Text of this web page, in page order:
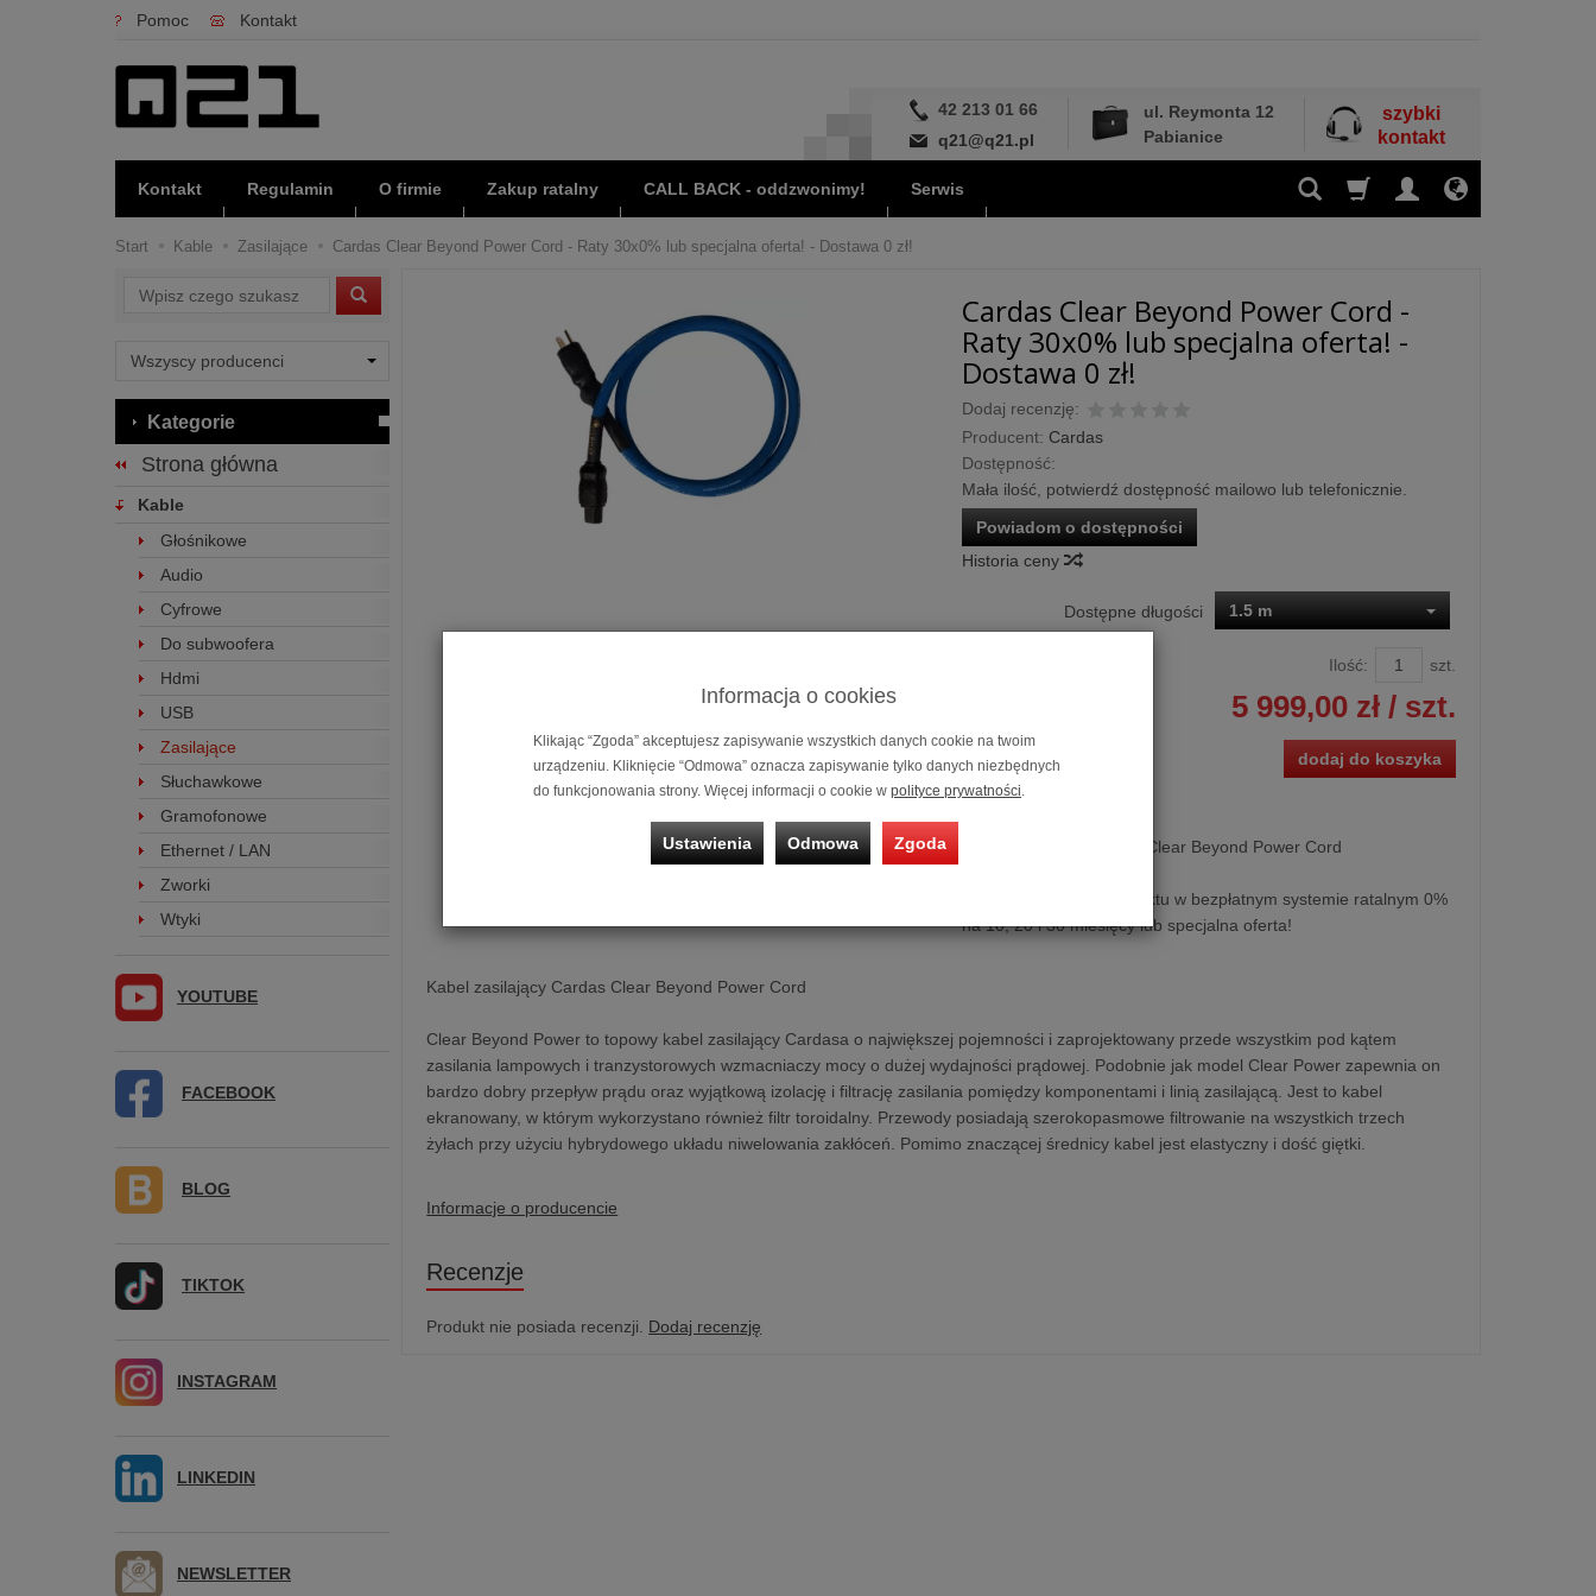
Pomoc Kontakt
42 213 01 66
q21@q21.pl
ul. Reymonta 12
Pabianice
szybki
kontakt
Kontakt Regulamin O firmie Zakup ratalny CALL BACK - oddzwonimy! Serwis
Start Kable Zasilające Cardas Clear Beyond Power Cord - Raty 30x0% lub specjalna oferta! - Dostawa 0 zł!
Cardas Clear Beyond Power Cord -
Raty 30x0% lub specjalna oferta! -
Dostawa 0 zł!
Dodaj recenzję:
Producent: Cardas
Dostępność:
Mała ilość, potwierdź dostępność mailowo lub telefonicznie.
Powiadom o dostępności
Historia ceny
Dostępne długości 1.5 m
Ilość: szt.
5 999,00 zł/ szt.
dodaj do koszyka
Kabel zasilający Cardas Clear Beyond Power Cord
Możliwość zakupu produktu w bezpłatnym systemie ratalnym 0%
na 10, 20 i 30 miesięcy lub specjalna oferta!
Kabel zasilający Cardas Clear Beyond Power Cord
Clear Beyond Power to topowy kabel zasilający Cardasa o największej pojemności i zaprojektowany przede wszystkim pod kątem
zasilania lampowych i tranzystorowych wzmacniaczy mocy o dużej wydajności prądowej. Podobnie jak model Clear Power zapewnia on
bardzo dobry przepływ prądu oraz wyjątkową izolację i filtrację zasilania pomiędzy komponentami i linią zasilającą. Jest to kabel
ekranowany, w którym wykorzystano również filtr toroidalny. Przewody posiadają szerokopasmowe filtrowanie na wszystkich trzech
żyłach przy użyciu hybrydowego układu niwelowania zakłóceń. Pomimo znaczącej średnicy kabel jest elastyczny i dość giętki.
Informacje o producencie
Recenzje
Produkt nie posiada recenzji. Dodaj recenzję
Wyszukaj
Kategorie
Strona główna
Kable
Głośnikowe
Audio
Cyfrowe
Do subwoofera
Hdmi
USB
Zasilające
Słuchawkowe
Gramofonowe
Ethernet / LAN
Zworki
Wtyki
YOUTUBE
FACEBOOK
BLOG
TIKTOK
INSTAGRAM
LINKEDIN
NEWSLETTER
Informacja o cookies
Klikając “Zgoda” akceptujesz zapisywanie wszystkich danych cookie na twoim
urządzeniu. Kliknięcie “Odmowa” oznacza zapisywanie tylko danych niezbędnych
do funkcjonowania strony. Więcej informacji o cookie w polityce prywatności.
Ustawienia Odmowa Zgoda